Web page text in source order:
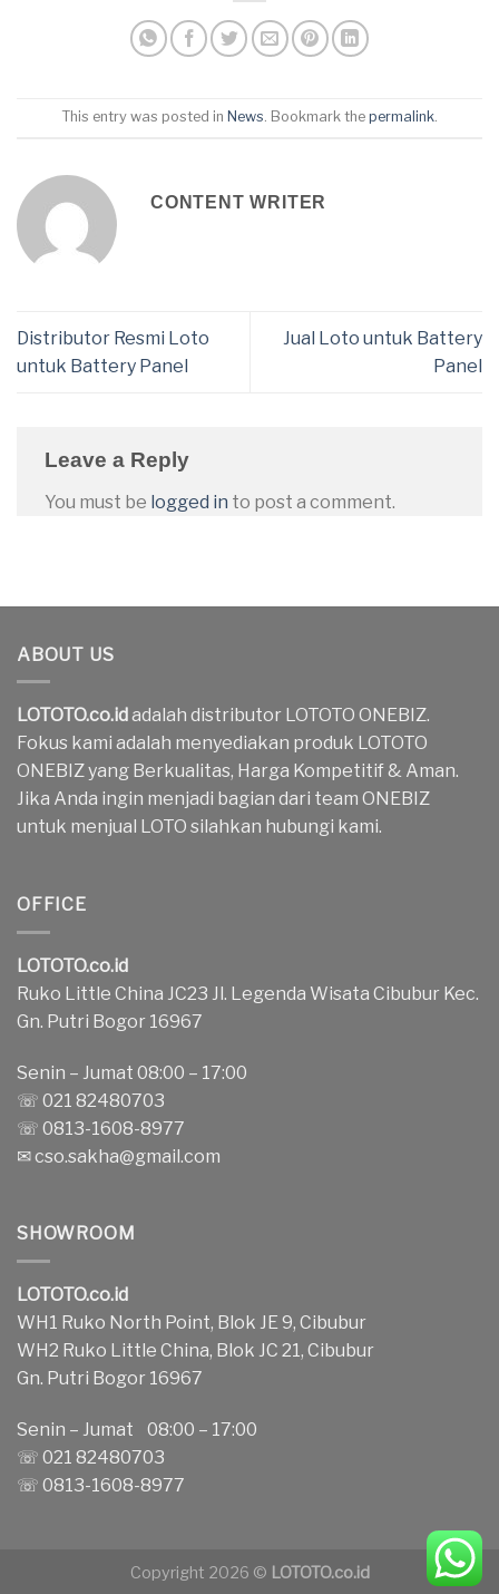
This entry was posted in News. Bookmark the permalink.
CONTENT WRITER
Distributor Resmi Loto
untuk Battery Panel
Jual Loto untuk Battery
Panel
Leave a Reply
You must be logged in to post a comment.
ABOUT US
LOTOTO.co.id adalah distributor LOTOTO ONEBIZ.
Fokus kami adalah menyediakan produk LOTOTO
ONEBIZ yang Berkualitas, Harga Kompetitif & Aman.
Jika Anda ingin menjadi bagian dari team ONEBIZ
untuk menjual LOTO silahkan hubungi kami.
OFFICE
LOTOTO.co.id
Ruko Little China JC23 Jl. Legenda Wisata Cibubur Kec.
Gn. Putri Bogor 16967
Senin – Jumat 08:00 – 17:00
☏ 021 82480703
☏ 0813-1608-8977
✉cso.sakha@gmail.com
SHOWROOM
LOTOTO.co.id
WH1 Ruko North Point, Blok JE 9, Cibubur
WH2 Ruko Little China, Blok JC 21, Cibubur
Gn. Putri Bogor 16967
Senin – Jumat 08:00 – 17:00
☏ 021 82480703
☏ 0813-1608-8977
Copyright 2026 © LOTOTO.co.id